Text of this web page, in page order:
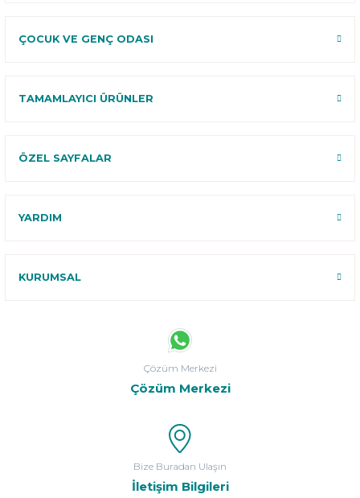
ÇOCUK VE GENÇ ODASI
TAMAMLAYICI ÜRÜNLER
ÖZEL SAYFALAR
YARDIM
KURUMSAL
Çözüm Merkezi
Çözüm Merkezi
Bize Buradan Ulaşın
İletişim Bilgileri